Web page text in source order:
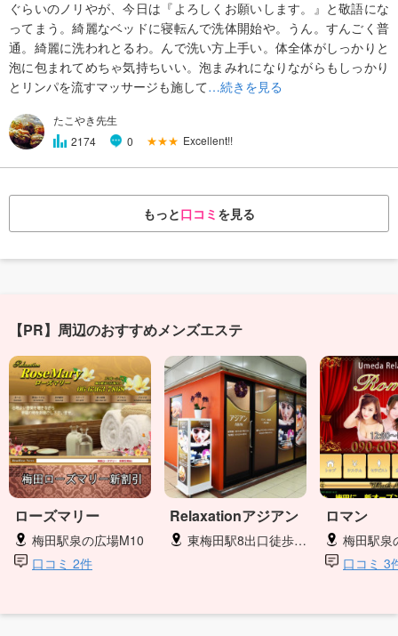
ぐらいのノリやが、今日は『よろしくお願いします。』と敬語にな
ってまう。綺麗なベッドに寝転んで洗体開始や。うん。すんごく普
通。綺麗に洗われとるわ。んで洗い方上手い。体全体がしっかりと
泡に包まれてめちゃ気持ちいい。泡まみれになりながらもしっかり
とリンパを流すマッサージも施して…続きを見る
たこやき先生
2174
0 ★★★ Excellent!!
もっと口コミ を見る
【PR】周辺のおすすめメンズエステ
ローズマリー
梅田駅泉の広場M10
口コミ 2件
Relaxationアジアン
東梅田駅8出口徒歩1分
ロマン
梅田駅泉の
口コミ 3